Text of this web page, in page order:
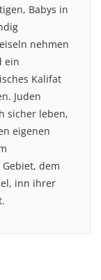
Babys in
nehmen
ein
Kalifat
Juden
sicher leben,
eigenen
dem
inn ihrer